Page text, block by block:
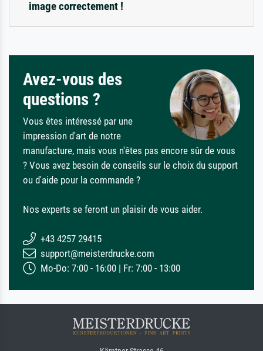
image correctement !
Avez-vous des
questions ?
Vous êtes intéressé par une
impression d'art de notre
manufacture, mais vous n'êtes pas encore sûr de vous
? Vous avez besoin de conseils sur le choix du support
ou d'aide pour la commande ?
Nos experts se feront un plaisir de vous aider.
+43 4257 29415
support@meisterdrucke.com
Mo-Do: 7:00 - 16:00 | Fr: 7:00 - 13:00